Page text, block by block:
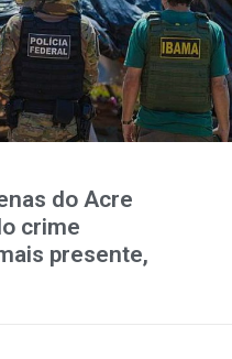
do Acre
crime
presente,